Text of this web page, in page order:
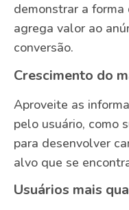
demonstrar a
agrega valor ao
conversão.
Crescimento do
Aproveite as
pelo usuário, como
para desenvolver
alvo que se
Usuários mais